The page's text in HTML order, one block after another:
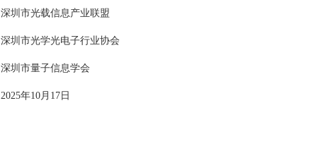
深圳市光载信息产业联盟
深圳市光学光电子行业协会
深圳市量子信息学会
2025年10月17日